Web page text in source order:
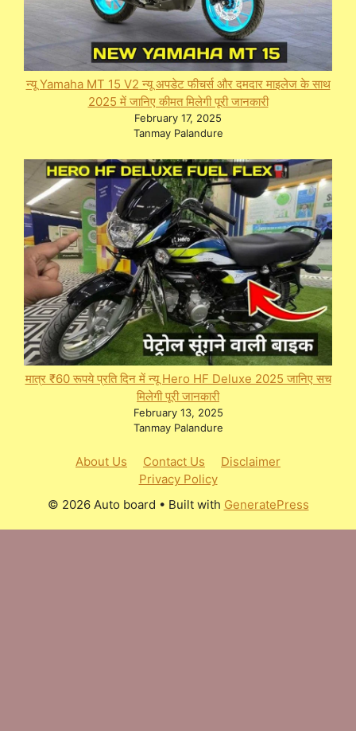
न्यू Yamaha MT 15 V2 न्यू अपडेट फीचर्स और दमदार माइलेज के साथ
2025 में जानिए कीमत मिलेगी पूरी जानकारी
February 17, 2025
Tanmay Palandure
मात्र ₹60 रूपये प्रति दिन में न्यू Hero HF Deluxe 2025 जानिए सच
मिलेगी पूरी जानकारी
February 13, 2025
Tanmay Palandure
About Us Contact Us
Disclaimer
Privacy Policy
© 2026 Auto board • Built with GeneratePress